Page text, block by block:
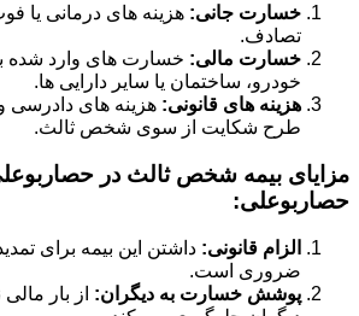
خسارت جانی: هزینه های درمانی یا
تصادف.
خسارت مالی: خسارت های وارد شده
خودرو، ساختمان یا سایر دارایی ها.
هزینه های قانونی: هزینه های
طرح شکایت از سوی شخص ثالث.
مزایای بیمه شخص ثالث در
حصاربوعلی:
الزام قانونی: داشتن این بیمه برای
ضروری است.
پوشش خسارت به دیگران: از بار